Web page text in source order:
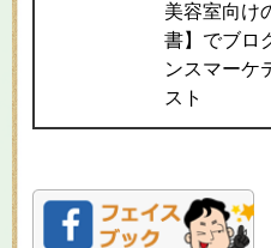
美容室向け
書】でブロ
ンスマーケ
スト